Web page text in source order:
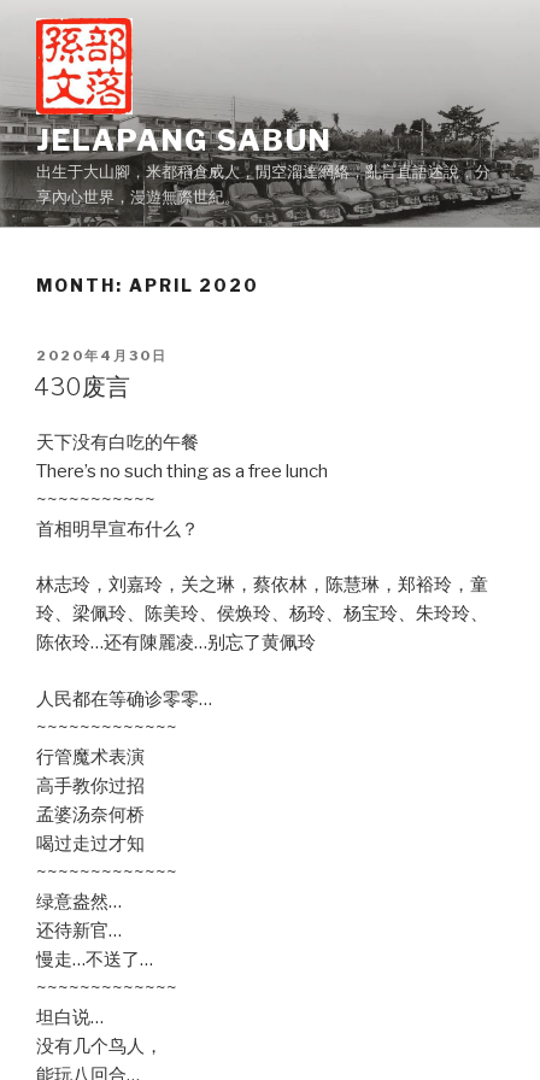
content
JELAPANG SABUN
出生于大山腳，米都稻倉成人，閒空溜達網絡，亂言直語述說，分
享內心世界，漫遊無際世紀。
MONTH: APRIL 2020
POSTED
ON
2020年4月30日
430废言
天下没有白吃的午餐
There’s no such thing as a free lunch
~~~~~~~~~~~
首相明早宣布什么？
林志玲，刘嘉玲，关之琳，蔡依林，陈慧琳，郑裕玲，童
玲、梁佩玲、陈美玲、侯焕玲、杨玲、杨宝玲、朱玲玲、
陈依玲…还有陳麗凌…别忘了黄佩玲
人民都在等确诊零零…
~~~~~~~~~~~~~
行管魔术表演
高手教你过招
孟婆汤奈何桥
喝过走过才知
~~~~~~~~~~~~~
绿意盎然…
还待新官…
慢走…不送了…
~~~~~~~~~~~~~
坦白说…
没有几个鸟人，
能玩八回合…